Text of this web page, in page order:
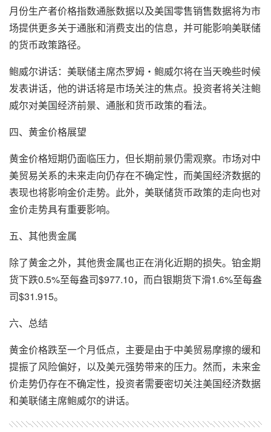
月份生产者价格指数通胀数据以及美国零售销售数据将为市
场提供更多关于通胀和消费支出的信息，并可能影响美联储
的货币政策路径。
鲍威尔讲话：美联储主席杰罗姆・鲍威尔将在当天晚些时候
发表讲话，他的讲话将是市场关注的焦点。投资者将关注鲍
威尔对美国经济前景、通胀和货币政策的看法。
四、黄金价格展望
黄金价格短期仍面临压力，但长期前景仍需观察。市场对中
美贸易关系的未来走向仍存在不确定性，而美国经济数据的
表现也将影响金价走势。此外，美联储货币政策的走向也对
金价走势具有重要影响。
五、其他贵金属
除了黄金之外，其他贵金属也正在消化近期的损失。铂金期
货下跌0.5%至每盎司$977.10，而白银期货下滑1.6%至每盎
司$31.915。
六、总结
黄金价格跌至一个月低点，主要是由于中美贸易摩擦的缓和
提振了风险偏好，以及美元强势带来的压力。然而，未来金
价走势仍存在不确定性，投资者需要密切关注美国经济数据
和美联储主席鲍威尔的讲话。